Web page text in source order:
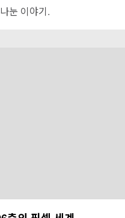
눈 이야기.